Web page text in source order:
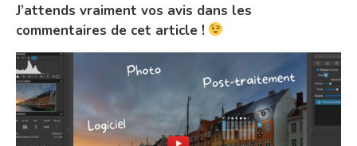
J’attends vraiment vos avis dans les
commentaires de cet article !